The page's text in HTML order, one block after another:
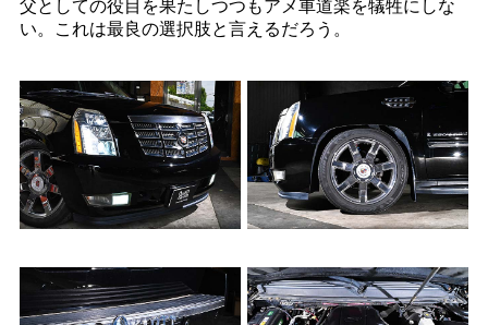
父としての役目を果たしつつもアメ車道楽を犠牲にしな
い。これは最良の選択肢と言えるだろう。